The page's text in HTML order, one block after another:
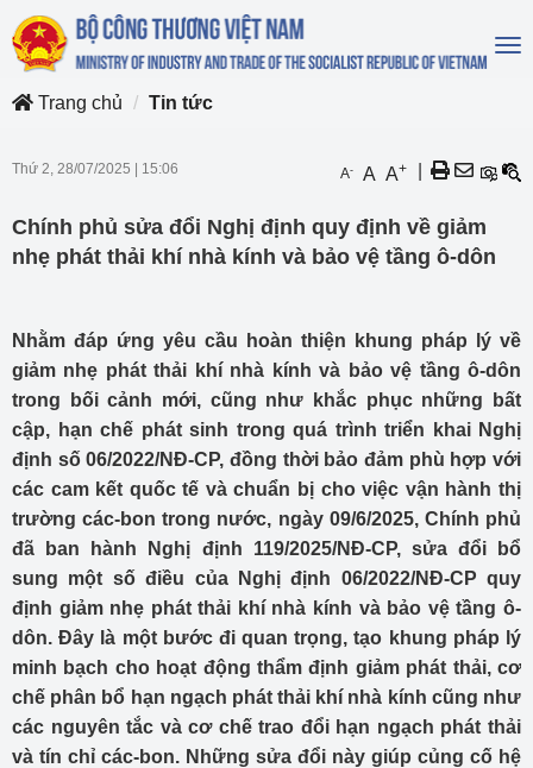
Trang chủ
Tin tức
Thứ 2, 28/07/2025 15:06 A- A A+
Chính phủ sửa đổi Nghị định quy định về giảm
nhẹ phát thải khí nhà kính và bảo vệ tầng ô-dôn
Nhằm đáp ứng yêu cầu hoàn thiện khung pháp lý về
giảm nhẹ phát thải khí nhà kính và bảo vệ tầng ô-dôn
trong bối cảnh mới, cũng như khắc phục những bất
cập, hạn chế phát sinh trong quá trình triển khai Nghị
định số 06/2022/NĐ-CP, đồng thời bảo đảm phù hợp với
các cam kết quốc tế và chuẩn bị cho việc vận hành thị
trường các-bon trong nước, ngày 09/6/2025, Chính phủ
đã ban hành Nghị định 119/2025/NĐ-CP, sửa đổi bổ
sung một số điều của Nghị định 06/2022/NĐ-CP quy
định giảm nhẹ phát thải khí nhà kính và bảo vệ tầng ô-
dôn. Đây là một bước đi quan trọng, tạo khung pháp lý
minh bạch cho hoạt động thẩm định giảm phát thải, cơ
chế phân bổ hạn ngạch phát thải khí nhà kính cũng như
các nguyên tắc và cơ chế trao đổi hạn ngạch phát thải
và tín chỉ các-bon. Những sửa đổi này giúp củng cố hệ